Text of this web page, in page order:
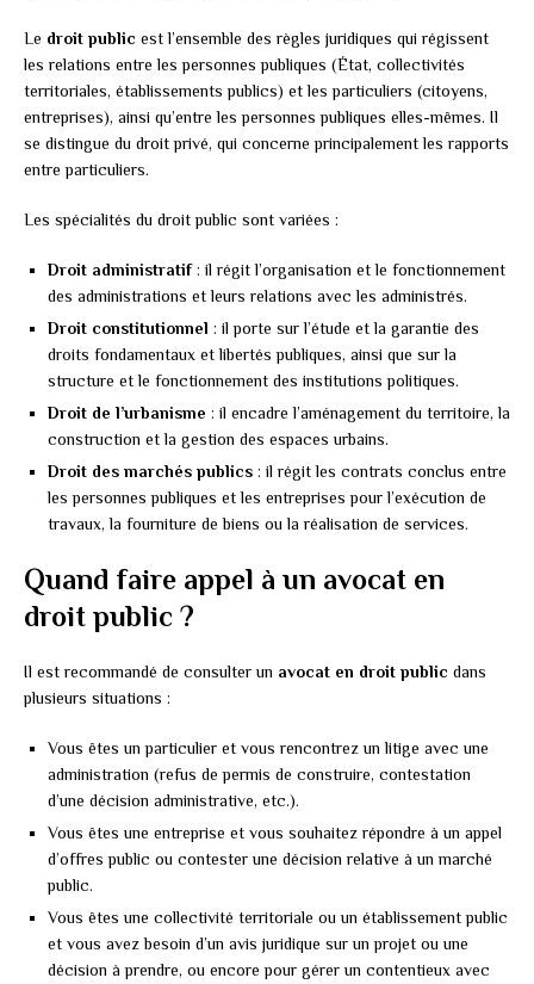
Le droit public est l’ensemble des règles juridiques qui régissent
les relations entre les personnes publiques (État, collectivités
territoriales, établissements publics) et les particuliers (citoyens,
entreprises), ainsi qu’entre les personnes publiques elles-mêmes. Il
se distingue du droit privé, qui concerne principalement les rapports
entre particuliers.
Les spécialités du droit public sont variées :
Droit administratif: il régit l’organisation et le fonctionnement
des administrations et leurs relations avec les administrés.
Droit constitutionnel : il porte sur l’étude et la garantie des
droits fondamentaux et libertés publiques, ainsi que sur la
structure et le fonctionnement des institutions politiques.
Droit de l’urbanisme : il encadre l’aménagement du territoire, la
construction et la gestion des espaces urbains.
Droit des marchés publics : il régit les contrats conclus entre
les personnes publiques et les entreprises pour l’exécution de
travaux, la fourniture de biens ou la réalisation de services.
Quand faire appel à un avocat en
droit public ?
Il est recommandé de consulter un avocat en droit public dans
plusieurs situations :
Vous êtes un particulier et vous rencontrez un litige avec une
administration (refus de permis de construire, contestation
d’une décision administrative, etc.).
Vous êtes une entreprise et vous souhaitez répondre à un appel
d’offres public ou contester une décision relative à un marché
public.
Vous êtes une collectivité territoriale ou un établissement public
et vous avez besoin d’un avis juridique sur un projet ou une
décision à prendre, ou encore pour gérer un contentieux avec